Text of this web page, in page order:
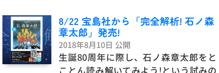
8/22 宝島社から「完全解析! 石ノ森
章太郎」発売!
2018年8月10日 公開
生誕80周年に際し、石ノ森章太郎をと
ことん読み解いてみよう!という試みの